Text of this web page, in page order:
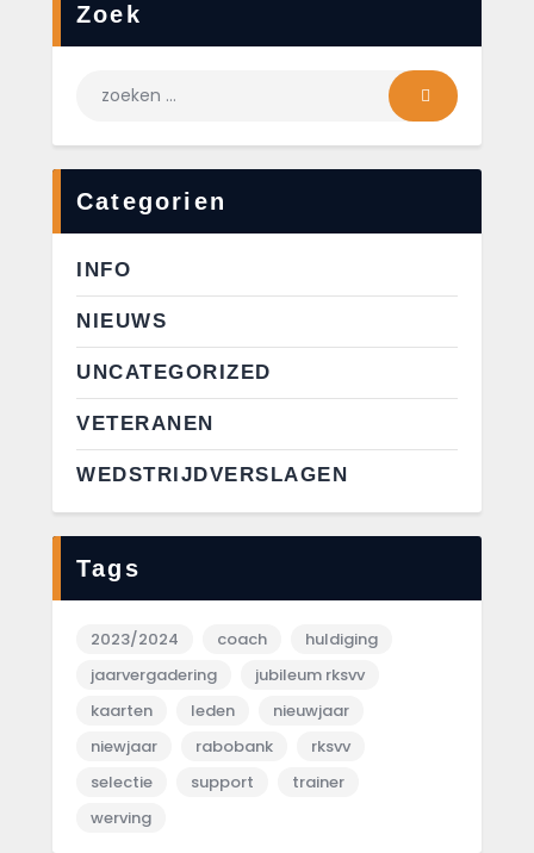
Zoek
Categorien
INFO
NIEUWS
UNCATEGORIZED
VETERANEN
WEDSTRIJDVERSLAGEN
Tags
2023/2024 coach
huldiging
jaarvergadering
jubileum rksvv
kaarten
leden
nieuwjaar
niewjaar
rabobank
rksvv
selectie
support
trainer
werving